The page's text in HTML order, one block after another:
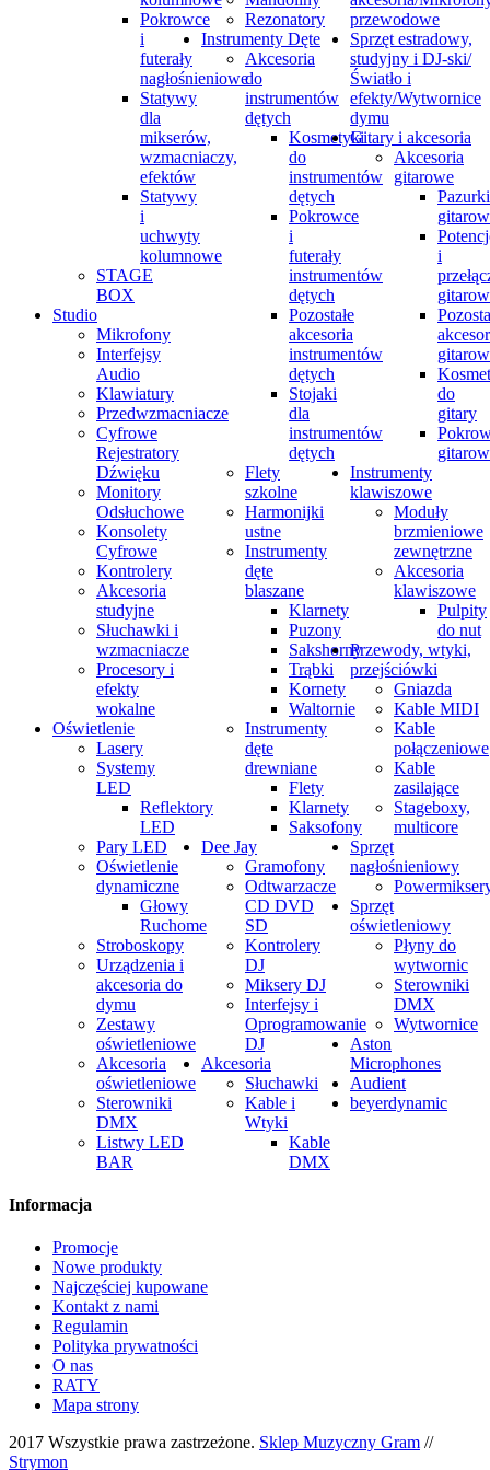
Pokrowce
i
futerały
nagłośnieniowe
Statywy
dla
mikserów,
wzmacniaczy,
efektów
Statywy
i
uchwyty
kolumnowe
STAGE
BOX
Studio
Mikrofony
Interfejsy
Audio
Klawiatury
Przedwzmacniacze
Cyfrowe
Rejestratory
Dźwięku
Monitory
Odsłuchowe
Konsolety
Cyfrowe
Kontrolery
Akcesoria
studyjne
Słuchawki i
wzmacniacze
Procesory i
efekty
wokalne
Oświetlenie
Lasery
Systemy
LED
Reflektory
LED
Pary LED
Oświetlenie
dynamiczne
Głowy
Ruchome
Stroboskopy
Urządzenia i
akcesoria do
dymu
Zestawy
oświetleniowe
Akcesoria
oświetleniowe
Sterowniki
DMX
Listwy LED
BAR
Rezonatory
Instrumenty Dęte
Akcesoria
do
instrumentów
dętych
Kosmetyki
do
instrumentów
dętych
Pokrowce
i
futerały
instrumentów
dętych
Pozostałe
akcesoria
instrumentów
dętych
Stojaki
dla
instrumentów
dętych
Flety
szkolne
Harmonijki
ustne
Instrumenty
dęte
blaszane
Klarnety
Puzony
Sakshorny
Trąbki
Kornety
Waltornie
Instrumenty
dęte
drewniane
Flety
Klarnety
Saksofony
Dee Jay
Gramofony
Odtwarzacze
CD DVD
SD
Kontrolery
DJ
Miksery DJ
Interfejsy i
Oprogramowanie
DJ
Akcesoria
Słuchawki
Kable i
Wtyki
Kable
DMX
przewodowe
Sprzęt estradowy,
studyjny i DJ-ski/
Światło i
efekty/Wytwornice
dymu
Gitary i akcesoria
Akcesoria
gitarowe
Pazurki
i
do
gitary
Instrumenty
klawiszowe
Moduły
brzmieniowe
zewnętrzne
Akcesoria
klawiszowe
Pulpity
do nut
Przewody, wtyki,
przejściówki
Gniazda
Kable MIDI
Kable
połączeniowe
Kable
zasilające
Stageboxy,
multicore
Sprzęt
nagłośnieniowy
Sprzęt
oświetleniowy
Płyny do
wytwornic
Sterowniki
DMX
Wytwornice
Aston
Microphones
Audient
beyerdynamic
Informacja
Promocje
Nowe produkty
Najczęściej kupowane
Kontakt z nami
Regulamin
Polityka prywatności
O nas
RATY
Mapa strony
2017 Wszystkie prawa zastrzeżone. Sklep Muzyczny Gram //
Strymon